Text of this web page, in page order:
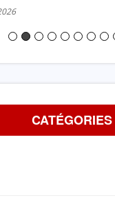
CATÉGORIES